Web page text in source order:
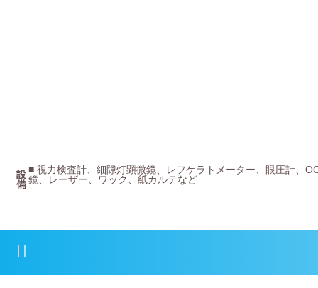
設
備
■ 視力検査計、細隙灯顕微鏡、レフケラトメーター、眼圧計、
鏡、レーザー、ワック、紙カルテなど